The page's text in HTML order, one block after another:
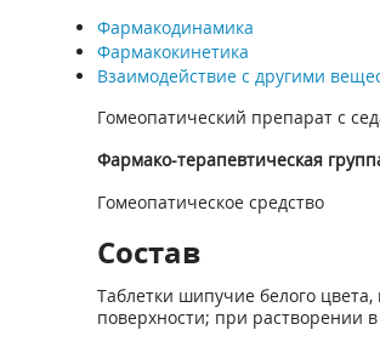
Фармакодинамика
Фармакокинетика
Взаимодействие с другими
Гомеопатический препарат с
Фармако-терапевтическая
Гомеопатическое средство
Состав
Таблетки шипучие белого
поверхности; при растворении